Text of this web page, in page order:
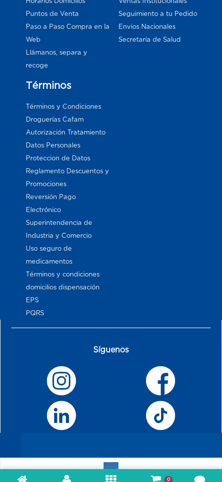
Puntos de Venta
Paso a Paso Compra en la
Web
Llámanos, separa y
recoge
Seguimiento a tu Pedido
Envios Nacionales
Secretaría de Salud
Términos
Términos y Condiciones
Droguerías Cafam
Autorización Tratamiento
Datos Personales
Proteccion de Datos
Reglamento Descuentos y
Promociones
Reversión Pago
Electrónico
Superintendencia de
Industria y Comercio
Uso seguro de
medicamentos
Términos y condiciones
domicilios dispensación
EPS
PQRS
Síguenos
0